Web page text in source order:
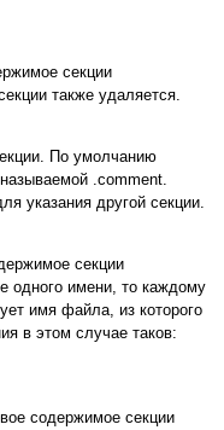
секции
также удаляется.
По умолчанию
.comment.
указания другой секции.
секции
одного имени, то каждому
имя файла, из которого
в этом случае таков:
содержимое секции